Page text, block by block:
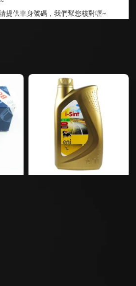
提供車身號碼，我們幫您核對喔~